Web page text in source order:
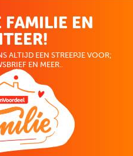
EN
ALTIJD EEN STREEPJE VOOR;
EN MEER..